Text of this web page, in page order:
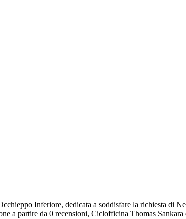
Inferiore, dedicata a soddisfare la richiesta di
a partire da 0 recensioni, Ciclofficina Thomas